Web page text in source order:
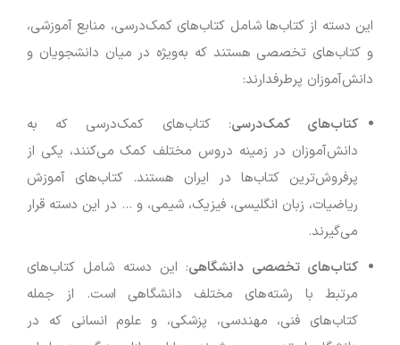
این دسته از کتاب‌ها شامل کتاب‌های کمک‌درسی، منابع آموزشی،
و کتاب‌های تخصصی هستند که به‌ویژه در میان دانشجویان و
دانش‌آموزان پرطرفدارند:
کتاب‌های کمک‌درسی: کتاب‌های کمک‌درسی که به
دانش‌آموزان در زمینه دروس مختلف کمک می‌کنند، یکی از
پرفروش‌ترین کتاب‌ها در ایران هستند. کتاب‌های آموزش
ریاضیات، زبان انگلیسی، فیزیک، شیمی، و … در این دسته قرار
می‌گیرند.
کتاب‌های تخصصی دانشگاهی: این دسته شامل کتاب‌های
مرتبط با رشته‌های مختلف دانشگاهی است. از جمله
کتاب‌های فنی، مهندسی، پزشکی، و علوم انسانی که در